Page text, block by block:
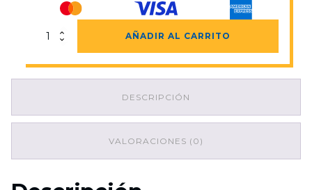
Contenedor
AÑADIR AL CARRITO
DESCRIPCIÓN
VALORACIONES (0)